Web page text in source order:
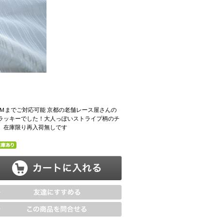
ご対応可能 京都の老舗レース屋さんの
キーでした！大人っぽいストライプ柄のチ
在庫限り再入荷無しです